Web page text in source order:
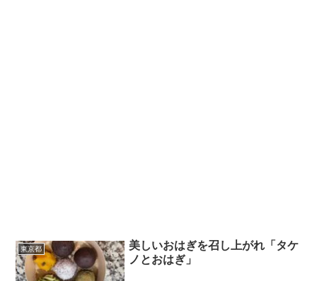
東京都
美しいおはぎを召し上がれ「タケ
ノとおはぎ」